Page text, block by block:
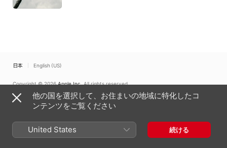
日本 English (US)
Copyright © 2026 Apple Inc. All rights reserved.
インターネットサービス利用規約
Apple Musicとプライバシー
Cookieに関する警告
サポート フィードバック
他の国を選択して、お住まいの地域に特化したコ
ンテンツをご覧ください
United States 続ける